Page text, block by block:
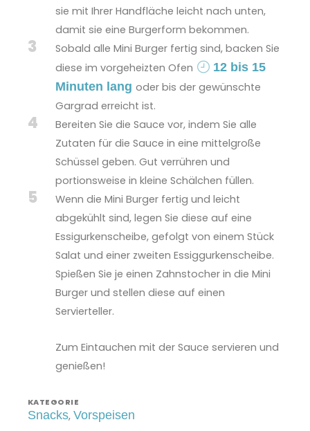
sie mit Ihrer Handfläche leicht nach unten,
damit sie eine Burgerform bekommen.
3
Sobald alle Mini Burger fertig sind, backen Sie
diese im vorgeheizten Ofen
12 bis 15
Minuten langoder bis der gewünschte
Gargrad erreicht ist.
4
Bereiten Sie die Sauce vor, indem Sie alle
Zutaten für die Sauce in eine mittelgroße
Schüssel geben. Gut verrühren und
portionsweise in kleine Schälchen füllen.
5
Wenn die Mini Burger fertig und leicht
abgekühlt sind, legen Sie diese auf eine
Essigurkenscheibe, gefolgt von einem Stück
Salat und einer zweiten Essiggurkenscheibe.
Spießen Sie je einen Zahnstocher in die Mini
Burger und stellen diese auf einen
Servierteller.
Zum Eintauchen mit der Sauce servieren und
genießen!
KATEGORIE
Snacks, Vorspeisen